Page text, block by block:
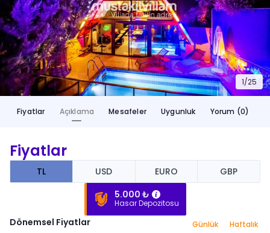
1/25
Fiyatlar Açıklama Mesafeler Uygunluk Yorum (0)
Fiyatlar
TL USD EURO
GBP
5.000 ₺
Hasar Depozitosu
Dönemsel Fiyatlar Günlük Haftalık